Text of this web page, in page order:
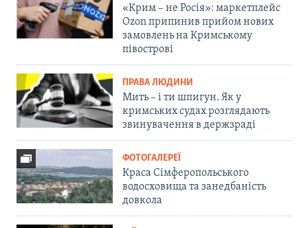
«Крим – не Росія»: маркетплейс
Ozon припинив прийом нових
замовлень на Кримському
півострові
ПРАВА ЛЮДИНИ
Мить – і ти шпигун. Як у
кримських судах розглядають
звинувачення в держзраді
ФОТОГАЛЕРЕЇ
Краса Сімферопольського
водосховища та занедбаність
довкола